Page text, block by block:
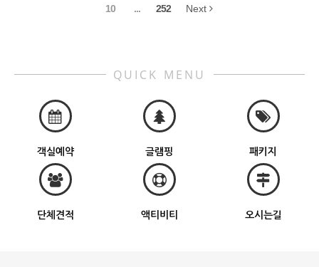
10 ... 252 Next
QUICK MENU
객실예약 글램핑 패키지
단체견적 액티비티 오시는길